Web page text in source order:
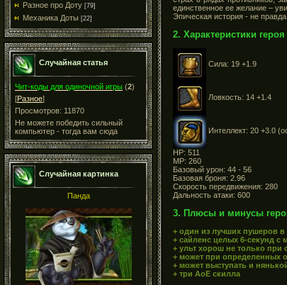
Разное про Доту [79]
Механика Доты [22]
Случайная статья
Чит-коды для одиночной игры (2)
[Разное]
Просмотров: 11870
Не можете победить сильный
компьютер - тогда вам сюда
Случайная картинка
Панда
единственное ее желание –
Эпическая история - не
2. Характеристики героя
Сила: 19 +1.9
Ловкость: 14 +1.4
Интеллект: 20 +3.0
HP: 511
MP: 260
Базовый урон: 44 - 56
Базовая броня: 2.96
Скорость передвижения: 280
Дальность атаки: 600
3. Плюсы и минусы
+ один из лучших пушеров в
+ сайленс целых 6-секунд с
+ ульт хорош не только при
+ может при определенных
+ может выступать и
+ три АоЕ скилла